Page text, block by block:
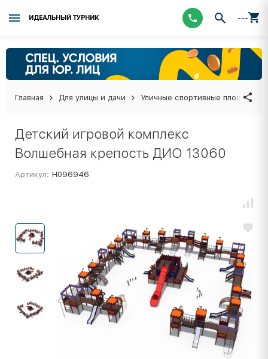
ИДЕАЛЬНЫЙ ТУРНИК ---
Главная Для улицы и дачи Уличные спортивные площадки
Детский игровой комплекс
Волшебная крепость ДИО 13060
Артикул: Н096946